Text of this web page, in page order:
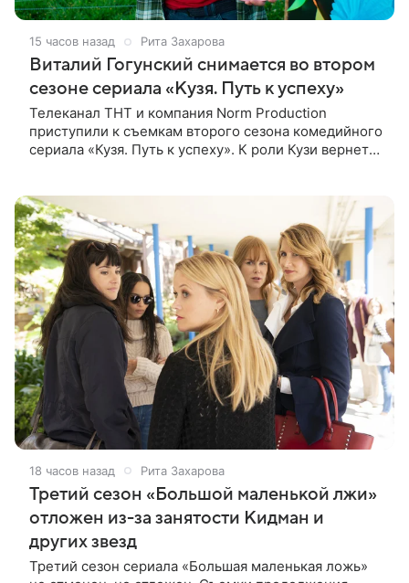
15 часов назад Рита Захарова
Виталий Гогунский снимается во втором
сезоне сериала «Кузя. Путь к успеху»
Телеканал ТНТ и компания Norm Production
приступили к съемкам второго сезона комедийного
сериала «Кузя. Путь к успеху». К роли Кузи вернется
18 часов назад Рита Захарова
Третий сезон «Большой маленькой лжи»
отложен из-за занятости Кидман и
других звезд
Третий сезон сериала «Большая маленькая ложь»